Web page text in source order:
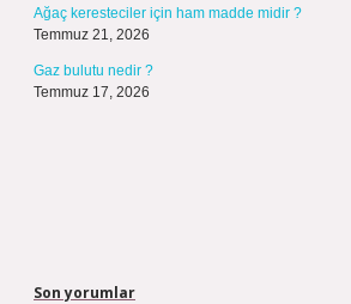
Ağaç keresteciler için ham madde midir ?
Temmuz 21, 2026
Gaz bulutu nedir ?
Temmuz 17, 2026
Son yorumlar